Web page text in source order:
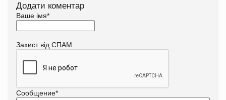
Додати коментар
Ваше імя*
Захист від СПАМ
Сообщение*